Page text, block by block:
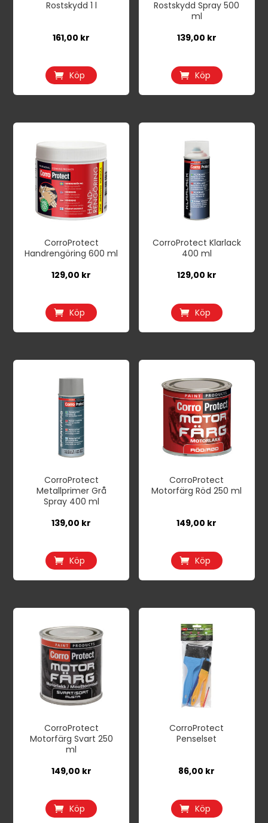
Rostskydd 1 l
161,00 kr
Köp
Rostskydd Spray 500
ml
139,00 kr
Köp
CorroProtect
Handrengöring 600 ml
129,00 kr
Köp
CorroProtect Klarlack
400 ml
129,00 kr
Köp
CorroProtect
Metallprimer Grå
Spray 400 ml
139,00 kr
Köp
CorroProtect
Motorfärg Röd 250 ml
149,00 kr
Köp
CorroProtect
Motorfärg Svart 250
ml
149,00 kr
Köp
CorroProtect
Penselset
86,00 kr
Köp